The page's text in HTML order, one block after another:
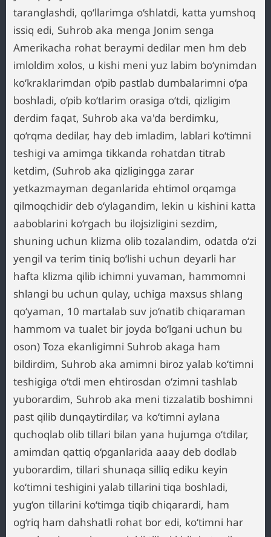
taranglashdi, qo‘llarimga o‘shlatdi, katta yumshoq
issiq edi, Suhrob aka menga Jonim senga
Amerikacha rohat beraymi dedilar men hm deb
imloldim xolos, u kishi meni yuz labim bo‘ynimdan
ko‘kraklarimdan o‘pib pastlab dumbalarimni o‘pa
boshladi, o‘pib ko‘tlarim orasiga o‘tdi, qizligim
derdim faqat, Suhrob aka va'da berdimku,
qo‘rqma dedilar, hay deb imladim, lablari ko‘timni
teshigi va amimga tikkanda rohatdan titrab
ketdim, (Suhrob aka qizligingga zarar
yetkazmayman deganlarida ehtimol orqamga
qilmoqchidir deb o‘ylagandim, lekin u kishini katta
aaboblarini ko‘rgach bu ilojsizligini sezdim,
shuning uchun klizma olib tozalandim, odatda o‘zi
yengil va terim tiniq bo‘lishi uchun deyarli har
hafta klizma qilib ichimni yuvaman, hammomni
shlangi bu uchun qulay, uchiga maxsus shlang
qo‘yaman, 10 martalab suv jo‘natib chiqaraman
hammom va tualet bir joyda bo‘lgani uchun bu
oson) Toza ekanligimni Suhrob akaga ham
bildirdim, Suhrob aka amimni biroz yalab ko‘timni
teshigiga o‘tdi men ehtirosdan o‘zimni tashlab
yuborardim, Suhrob aka meni tizzalatib boshimni
past qilib dunqaytirdilar, va ko‘timni aylana
quchoqlab olib tillari bilan yana hujumga o‘tdilar,
amimdan qattiq o‘pganlarida aaay deb dodlab
yuborardim, tillari shunaqa silliq ediku keyin
ko‘timni teshigini yalab tillarini tiqa boshladi,
yug‘on tillarini ko‘timga tiqib chiqarardi, ham
og‘riq ham dahshatli rohat bor edi, ko‘timni har